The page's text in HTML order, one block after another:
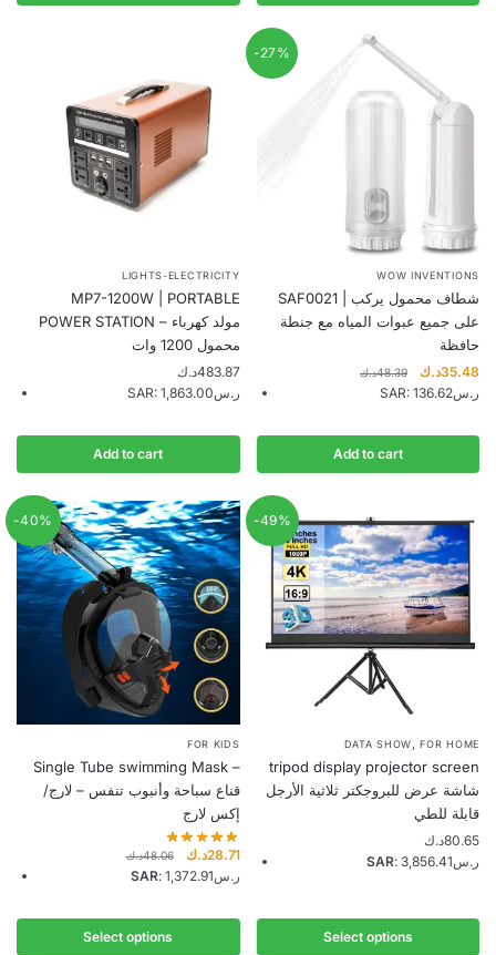
LIGHTS-ELECTRICITY
MP7-1200W | PORTABLE
POWER STATION – مولد كهرباء
محمول 1200 وات
483.87د.ك
SAR: 1,863.00ر.س
Add to cart
-27%
WOW INVENTIONS
SAF0021 | شطاف محمول يركب
على جميع عبوات المياه مع جنطة
حافظة
48.39د.ك
Original
price
48.39د.ك.
35.48د.ك
SAR: 136.62ر.س
Add to cart
-40%
FOR KIDS
Single Tube swimming Mask –
قناع سباحة وأنبوب تنفس – لارج/
إكس لارج
48.06د.ك
Original
price
28.71د.ك
Current
price
28.71د.ك.
SAR: 1,372.91ر.س
Select options
product
The
-49%
DATA SHOW,FOR HOME
tripod display projector screen
شاشة عرض للبروجكتر ثلاثية الأرجل
قابلة للطي
80.65د.ك
SAR: 3,856.41ر.س
Select options
product
has